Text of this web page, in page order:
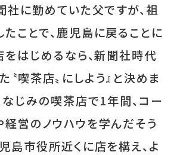
社に勤めていた父ですが、祖
ことで、鹿児島に戻ることに
をはじめるなら、新聞社時代
〝喫茶店〟にしよう』と決めま
なじみの喫茶店で1年間、コー
営のノウハウを学んだそう
島市役所近くに店を構え、よ